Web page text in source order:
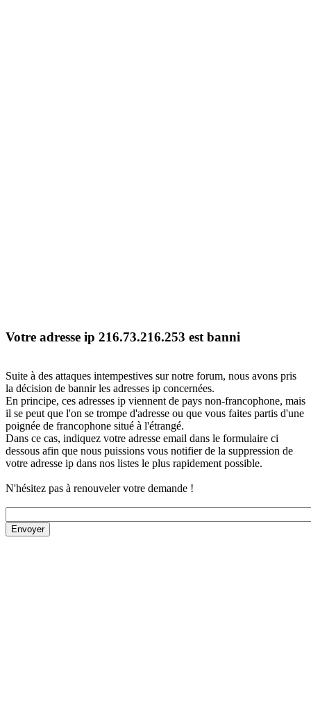
Votre adresse ip 216.73.216.253 est banni
Suite à des attaques intempestives sur notre forum, nous avons pris
la décision de bannir les adresses ip concernées.
En principe, ces adresses ip viennent de pays non-francophone, mais
il se peut que l'on se trompe d'adresse ou que vous faites partis d'une
poignée de francophone situé à l'étrangé.
Dans ce cas, indiquez votre adresse email dans le formulaire ci
dessous afin que nous puissions vous notifier de la suppression de
votre adresse ip dans nos listes le plus rapidement possible.
N'hésitez pas à renouveler votre demande !